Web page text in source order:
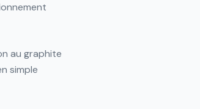
au graphite
simple